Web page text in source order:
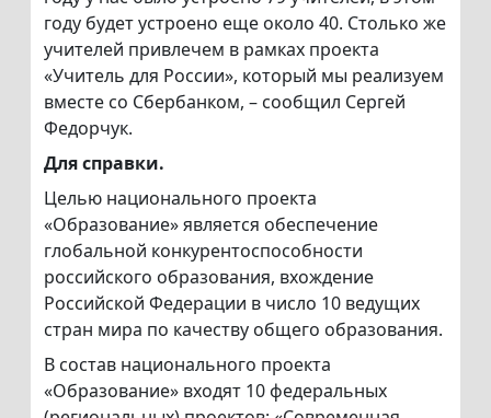
году будет устроено еще около 40. Столько же
учителей привлечем в рамках проекта
«Учитель для России», который мы реализуем
вместе со Сбербанком, – сообщил Сергей
Федорчук.
Для справки.
Целью национального проекта
«Образование» является обеспечение
глобальной конкурентоспособности
российского образования, вхождение
Российской Федерации в число 10 ведущих
стран мира по качеству общего образования.
В состав национального проекта
«Образование» входят 10 федеральных